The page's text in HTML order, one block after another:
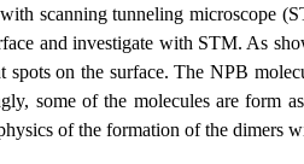
scanning tunneling microscope
and investigate with STM. As
spots on the surface. The NPB
some of the molecules are form
of the formation of the dimers